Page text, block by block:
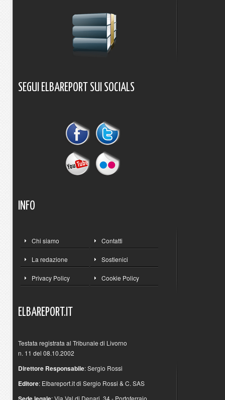
SEGUI ELBAREPORT SUI SOCIALS
INFO
Chi siamo Contatti
La redazione Sostienici
Privacy Policy Cookie Policy
ELBAREPORT.IT
Testata registrata al Tribunale di Livorno
n. 11 del 08.10.2002
Direttore Responsabile: Sergio Rossi
Editore: Elbareport.it di Sergio Rossi & C. SAS